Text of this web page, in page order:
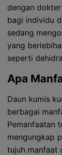
dengan
bagi individu
sedang
yang
seperti
Apa
Daun kumis
berbagai
Pemanfaatan
mengungkap
tujuh manfaat